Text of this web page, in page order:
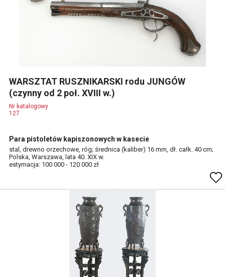
WARSZTAT RUSZNIKARSKI rodu JUNGÓW
(czynny od 2 poł. XVIII w.)
Nr katalogowy
127
Para pistoletów kapiszonowych w kasecie
stal, drewno orzechowe, róg; średnica (kaliber) 16 mm, dł. całk. 40 cm;
Polska, Warszawa, lata 40. XIX w.
estymacja: 100 000 - 120 000 zł